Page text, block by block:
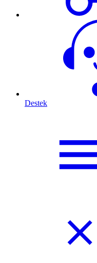
Destek